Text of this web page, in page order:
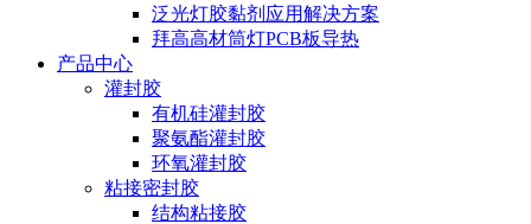
泛光灯胶黏剂应用解决方案
拜高高材筒灯PCB板导热
产品中心
灌封胶
有机硅灌封胶
聚氨酯灌封胶
环氧灌封胶
粘接密封胶
结构粘接胶